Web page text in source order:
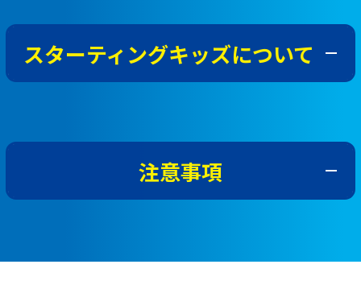
Webサイトよりアンケートに回答いただいた方の中か
いたします。
第2弾：埼玉西武ライオンズ関連グッズ
を対象とします。
がございます。詳細は、券面または同封の案内をご確認ください。
対象試合の残席状況等により、ご希望の試合でチケット引換券をご利用
いただけない場合がございます。その場合でも、チケット引換券の有効
す。
当選発表は、賞品の発送またはポイントの進呈をもって
をご登録ください。
スターティングキッズについて
容をご確認のうえ、ご応募ください。
対象は、イベント開催日時点で5歳以上・中学生以下
の、お一人で自走可能なお子さまとなります。
当日は、試合開始前に集合いただく必要がございま
注意事項
本キャンペーンへの参加には、アンケートへの回答が必要